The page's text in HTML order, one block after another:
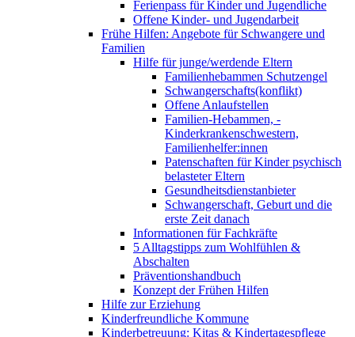
Ferienpass für Kinder und Jugendliche
Offene Kinder- und Jugendarbeit
Frühe Hilfen: Angebote für Schwangere und
Familien
Hilfe für junge/werdende Eltern
Familienhebammen Schutzengel
Schwangerschafts(konflikt)
Offene Anlaufstellen
Familien-Hebammen, -
Kinderkrankenschwestern,
Familienhelfer:innen
Patenschaften für Kinder psychisch
belasteter Eltern
Gesundheitsdienstanbieter
Schwangerschaft, Geburt und die
erste Zeit danach
Informationen für Fachkräfte
5 Alltagstipps zum Wohlfühlen &
Abschalten
Präventionshandbuch
Konzept der Frühen Hilfen
Hilfe zur Erziehung
Kinderfreundliche Kommune
Kinderbetreuung: Kitas & Kindertagespflege